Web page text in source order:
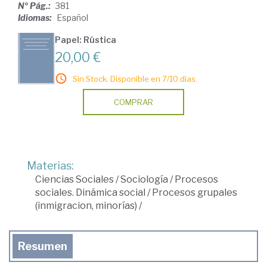
Nº Pág.: 381
Idiomas: Español
Papel: Rústica
20,00 €
Sin Stock. Disponible en 7/10 días.
COMPRAR
Materias:
Ciencias Sociales/Sociología /Procesos
sociales. Dinámica social /Procesos grupales
(inmigracion, minorías) /
Resumen